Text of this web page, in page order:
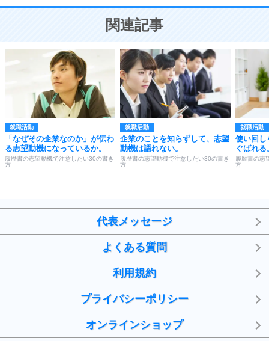
ことが大切。
関連記事
就職活動
「なぜその企業なのか」が伝わ
る志望動機になっているか。
履歴書の志望動機で注意したい30の書き
方
就職活動
企業のことを知らずして、志望
動機は語れない。
履歴書の志望動機で注意したい30の書き
方
就職活動
使い回し
ぐばれる
履歴書の志
方
代表メッセージ
よくある質問
利用規約
プライバシーポリシー
オンラインショップ